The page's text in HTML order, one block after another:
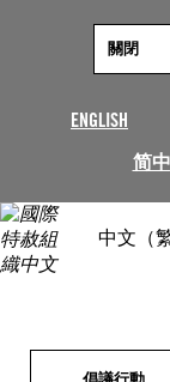
ENGLISH
简中
關閉
中文（